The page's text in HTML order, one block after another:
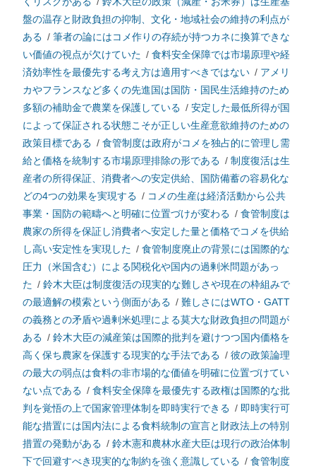
盤の温存と財政負担の抑制、文化・地域社会の維持の利点が
ある / 筆者の論にはコメ作りの存続が持つカネに換算できな
い価値の視点が欠けていた / 食料安全保障では市場原理や経
済効率性を最優先する考え方は適用すべきではない / アメリ
カやフランスなど多くの先進国は国防・国民生活維持のため
多額の補助金で農業を保護している / 安定した最低所得が国
によって保証される状態こそが正しい生産意欲維持のための
政策目標である / 食管制度は政府がコメを独占的に管理し需
給と価格を統制する市場原理排除の形である / 制度復活は生
産者の所得保証、消費者への安定供給、国防備蓄の容易化な
どの4つの効果を実現する / コメの生産は経済活動から公共
事業・国防の範疇へと明確に位置づけが変わる / 食管制度は
農家の所得を保証し消費者へ安定した量と価格でコメを供給
し高い安定性を実現した / 食管制度廃止の背景には国際的な
圧力（米国含む）による関税化や国内の過剰米問題があっ
た / 鈴木大臣は制度復活の現実的な難しさや現在の枠組みで
の最適解の模索という側面がある / 難しさにはWTO・GATT
の義務との矛盾や過剰米処理による莫大な財政負担の問題が
ある / 鈴木大臣の減産策は国際的批判を避けつつ国内価格を
高く保ち農家を保護する現実的な手法である / 彼の政策論理
の最大の弱点は食料の非市場的な価値を明確に位置づけてい
ない点である / 食料安全保障を最優先する政権は国際的な批
判を覚悟の上で国家管理体制を即時実行できる / 即時実行可
能な措置には国内法による食料統制の宣言と財政法上の特別
措置の発動がある / 鈴木憲和農林水産大臣は現行の政治体制
下で回避すべき現実的な制約を強く意識している / 食管制度